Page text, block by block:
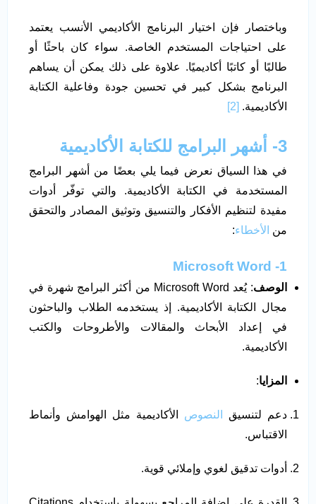
وباختصار فإن اختيار البرنامج الأكاديمي الأنسب يعتمد
على احتياجات المستخدم الخاصة. سواء كان باحثًا أو
طالبًا أو كاتبًا أكاديميًا. علاوة على ذلك يمكن أن يساهم
البرنامج بشكل كبير في تحسين جودة وفاعلية الكتابة
الأكاديمية. [2]
3- أشهر البرامج للكتابة الأكاديمية
في هذا السياق نعرض فيما يلي بعضًا من أشهر البرامج
المستخدمة في الكتابة الأكاديمية. والتي توفّر أدوات
مفيدة لتنظيم الأفكار والتنسيق وتوثيق المصادر والتحقق
من الأخطاء:
1- Microsoft Word
الوصف
: يُعد Microsoft Word من أكثر البرامج شهرة في
مجال الكتابة الأكاديمية. إذ يستخدمه الطلاب والباحثون
في إعداد الأبحاث والمقالات والأطروحات والكتب
الأكاديمية.
المزايا:
دعم لتنسيق النصوص الأكاديمية مثل الهوامش وأنماط
الاقتباس.
أدوات تدقيق لغوي وإملائي قوية.